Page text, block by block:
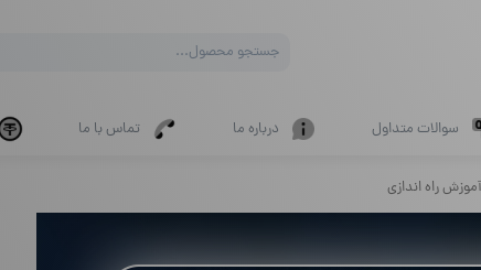
search
سوالات متداول درباره ما تماس با ما
راه اندازی